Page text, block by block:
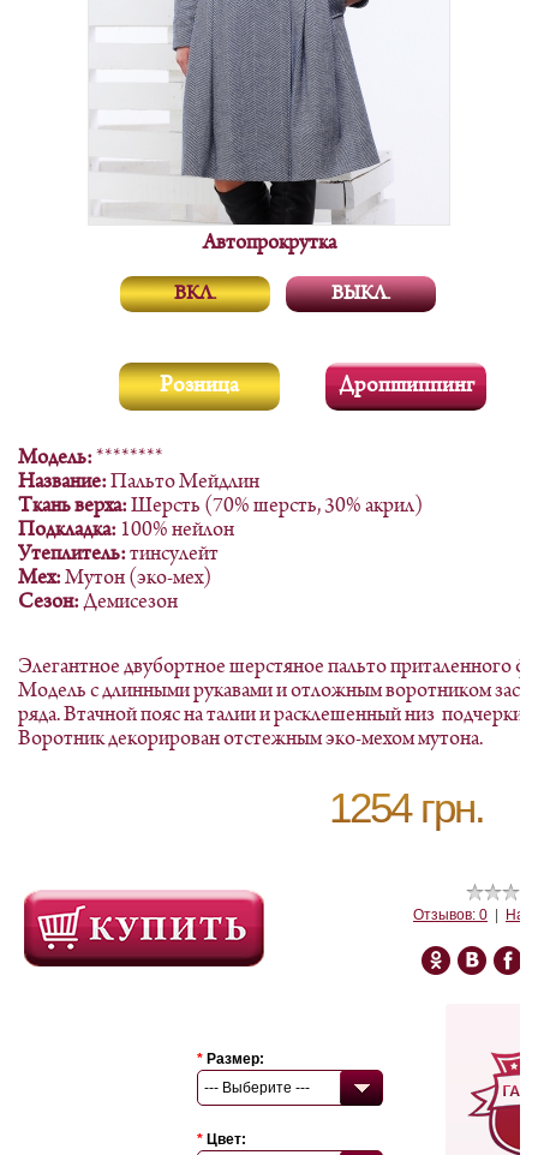
Автопрокрутка
ВКЛ. ВЫКЛ.
Розница Дропшиппинг
Модель:********
Название:Пальто Мейдлин
Ткань верха:Шерсть (70% шерсть, 30% акрил)
Подкладка: 100% нейлон
Утеплитель:тинсулейт
Мех:Мутон (эко-мех)
Сезон:Демисезон
Элегантное двубортное шерстяное пальто приталенного
Модель с длинными рукавами и отложным воротником
ряда. Втачной пояс на талии и расклешенный низ
Воротник декорирован отстежным эко-мехом мутона.
1254 грн.
Отзывов: 0
* Размер:
--- Выберите ---
* Цвет: